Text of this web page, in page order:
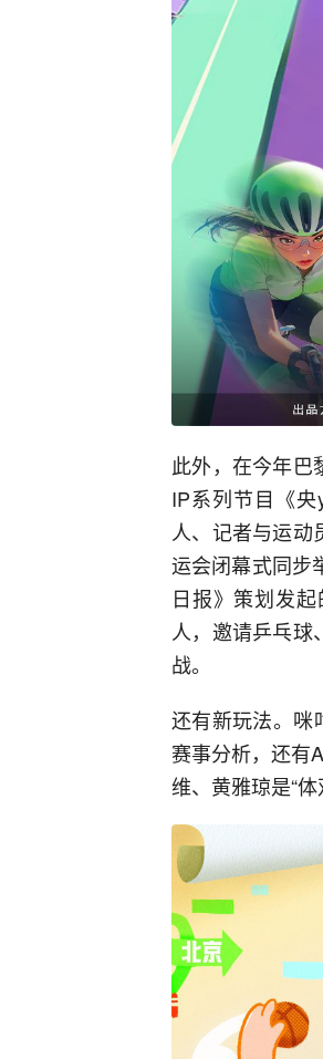
此外，在今年巴
IP系列节目《
人、记者与运动
运会闭幕式同步
日报》策划发
人，邀请乒乓球
战。
还有新玩法。咪
赛事分析，还有
维、黄雅琼是“体